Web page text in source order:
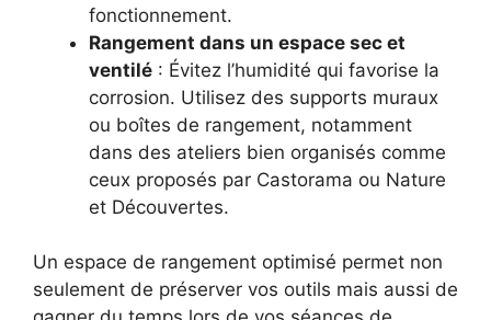
fonctionnement.
Rangement dans un espace sec et
ventilé : Évitez l’humidité qui favorise la
corrosion. Utilisez des supports muraux
ou boîtes de rangement, notamment
dans des ateliers bien organisés comme
ceux proposés par Castorama ou Nature
et Découvertes.
Un espace de rangement optimisé permet non
seulement de préserver vos outils mais aussi de